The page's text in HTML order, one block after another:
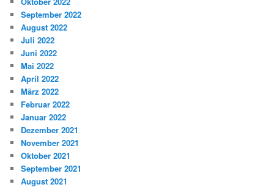
September 2022
August 2022
Juli 2022
Juni 2022
Mai 2022
April 2022
März 2022
Februar 2022
Januar 2022
Dezember 2021
November 2021
Oktober 2021
September 2021
August 2021